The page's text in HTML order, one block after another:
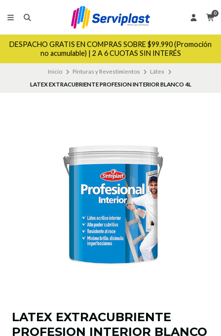
0
DESPACHO GRATIS EN COMPRAS SOBRE $99.990 (Promoción
no acumulable) | 2 A 6 CUOTAS SIN INTERÉS
Inicio Pinturas y Revestimientos
Látex
LATEX EXTRACUBRIENTE PROFESION INTERIOR BLANCO 4L
LATEX EXTRACUBRIENTE
PROFESION INTERIOR BLANCO